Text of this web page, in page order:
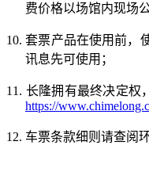
费价格以场馆内现场
10. 套票产品在使用前，
讯息先可使用；
11. 长隆拥有最终决定权
https://
12. 车票条款细则请查阅